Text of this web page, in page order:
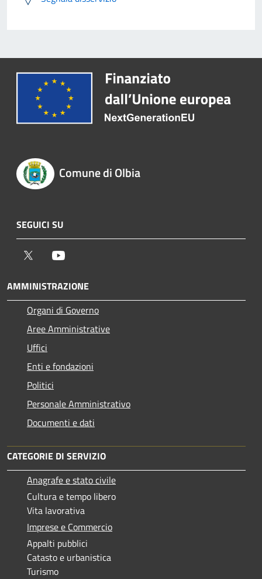
Comune di Olbia
SEGUICI SU
Twitter
AMMINISTRAZIONE
Organi di Governo
Aree Amministrative
Uffici
Enti e fondazioni
Politici
Personale Amministrativo
Documenti e dati
CATEGORIE DI SERVIZIO
Anagrafe e stato civile
Cultura e tempo libero
Vita lavorativa
Imprese e Commercio
Appalti pubblici
Catasto e urbanistica
Turismo